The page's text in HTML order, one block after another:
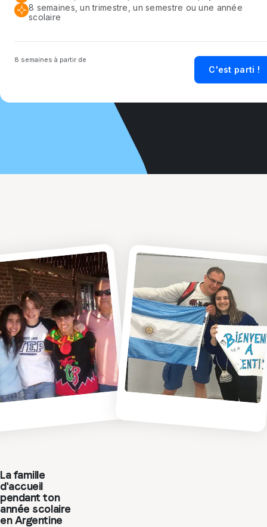
8 semaines, un trimestre, un semestre ou une année
scolaire
8 semaines à partir de
C'est parti !
La famille
d'accueil
pendant ton
année scolaire
en Argentine